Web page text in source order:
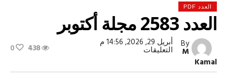
العدد PDF
العدد 2583 مجلة أكتوبر
By
M
Kamal
أبريل 29, 2026, 14:56 م
التعليقاتعلى
مجلة
438
0